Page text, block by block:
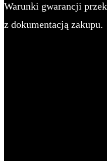
Warunki gwarancji
z dokumentacją zakupu.